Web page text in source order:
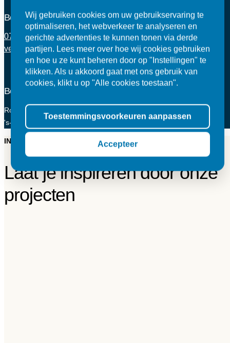
Bel of mail ons
073 - 521 37 15
verkoop@swanenberg.nu
Bezoek onze showroom
Rosmalensedijk 10, 5236 BD
's-Hertogenbosch
INSPIRATIE
Laat je inspireren door onze
projecten
Wij gebruiken cookies om uw gebruikservaring te
optimaliseren, het webverkeer te analyseren en
gerichte advertenties te kunnen tonen via derde
partijen. Lees meer over hoe wij cookies gebruiken
en hoe u ze kunt beheren door op "Instellingen" te
klikken. Als u akkoord gaat met ons gebruik van
cookies, klikt u op "Alle cookies toestaan".
Toestemmingsvoorkeuren aanpassen
Accepteer